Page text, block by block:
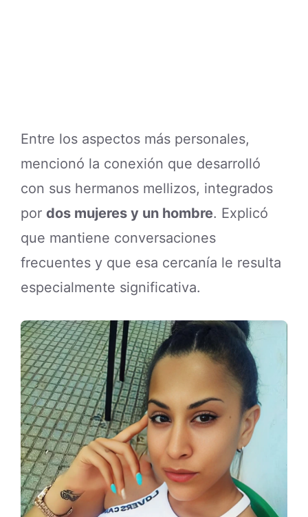
Entre los aspectos más personales,
mencionó la conexión que desarrolló
con sus hermanos mellizos, integrados
por dos mujeres y un hombre. Explicó
que mantiene conversaciones
frecuentes y que esa cercanía le resulta
especialmente significativa.